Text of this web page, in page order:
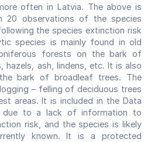
often in Latvia. The above is
20 observations of the species
the species extinction risk
species is mainly found in old
forests on the bark of
hazels, ash, lindens, etc. It is also
bark of broadleaf trees. The
– felling of deciduous trees
areas. It is included in the Data
due to a lack of information to
risk, and the species is likely
known. It is a protected